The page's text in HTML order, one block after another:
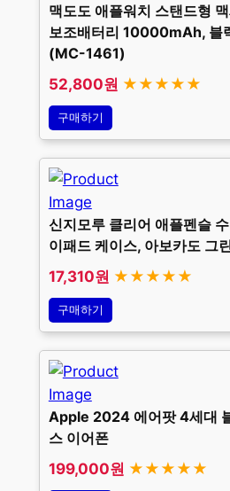
맥도도 애플워치 스탠드형
보조배터리 10000mAh, 블
(MC-1461)
52,800원 ★★★★★
구매하기
신지모루 클리어 애플펜슬
이패드 케이스, 아보카도 그
17,310원 ★★★★★
구매하기
Apple 2024 에어팟 4세대
스 이어폰
199,000원 ★★★★★